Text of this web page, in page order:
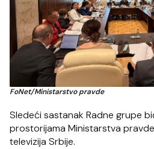
FoNet/Ministarstvo pravde
Sledeći sastanak Radne grupe
prostorijama Ministarstva
televizija Srbije.